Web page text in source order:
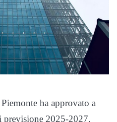
ha approvato a
2025-2027,